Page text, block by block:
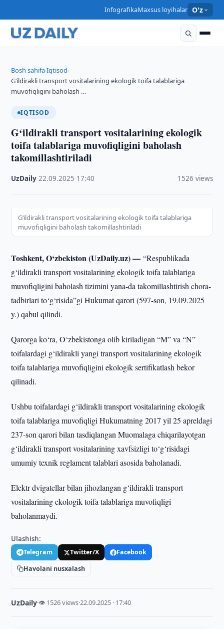
InfografikaMaxsus loyihalar O'z
Bosh sahifa›Iqtisod›
G‘ildirakli transport vositalarining ekologik toifa talablariga
muvofiqligini baholash …
IQTISOD
G‘ildirakli transport vositalarining ekologik
toifa talablariga muvofiqligini baholash
takomillashtiriladi
UzDaily ·22.09.2025 17:40 1526 views
G‘ildirakli transport vositalarining ekologik toifa talablariga
muvofiqligini baholash takomillashtiriladi
Toshkent, O‘zbekiston (UzDaily.uz) —“Respublikada
g‘ildirakli transport vositalarining ekologik toifa talablariga
muvofiqligini baholash tizimini yana-da takomillashtirish chora-
tadbirlari to‘g‘risida”gi Hukumat qarori (597-son, 19.09.2025
y.) qabul qilindi.
Qarorga ko‘ra, O‘zbekistonga olib kiriladigan “M” va “N”
toifalardagi g‘ildirakli yangi transport vositalarining ekologik
toifa talablariga muvofiqligini ekologik sertifikatlash bekor
qilinadi.
Ushbu toifalardagi g‘ildirakli transport vositalarining ekologik
toifa talablariga muvofiqligi Hukumatning 2017 yil 25 apreldagi
237-son qarori bilan tasdiqlangan Muomalaga chiqarilayotgan
g‘ildirakli transport vositalarining xavfsizligi to‘g‘risidagi
umumiy texnik reglament talablari asosida baholanadi.
Elektr dvigatellar bilan jihozlangan g‘ildirakli transport
vositalarining ekologik toifa talablariga muvofiqligi
baholanmaydi.
Ulashish:
Telegram Twitter/X
Facebook
Havolani nusxalash
UzDaily·👁 1526 views·22.09.2025 · 17:40